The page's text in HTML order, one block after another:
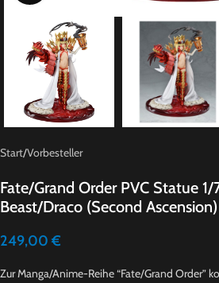
Start/Vorbesteller
Fate/Grand Order PVC Statue 1/
Beast/Draco (Second
249,00 €
Zur Manga/Anime-Reihe “Fate/Grand Order”